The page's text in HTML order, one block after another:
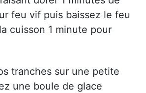
feu vif puis baissez le feu
cuisson 1 minute pour
tranches sur une petite
une boule de glace